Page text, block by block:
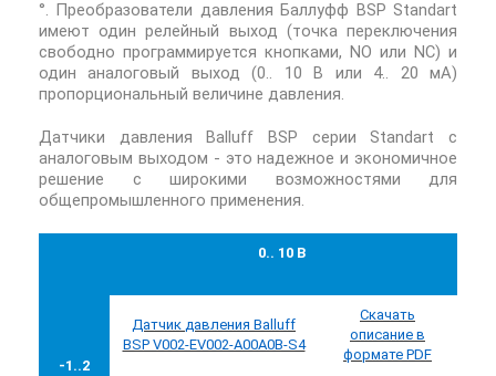
°. Преобразователи давления Баллуфф BSP Standart
имеют один релейный выход (точка переключения
свободно программируется кнопками, NO или NC) и
один аналоговый выход (0.. 10 В или 4.. 20 мА)
пропорциональный величине давления.
Датчики давления Balluff BSP серии Standart с
аналоговым выходом - это надежное и экономичное
решение с широкими возможностями для
общепромышленного применения.
0.. 10 В
-1..2
Датчик давления Balluff
BSP V002-EV002-A00A0B-S4
Скачать
описание в
формате PDF